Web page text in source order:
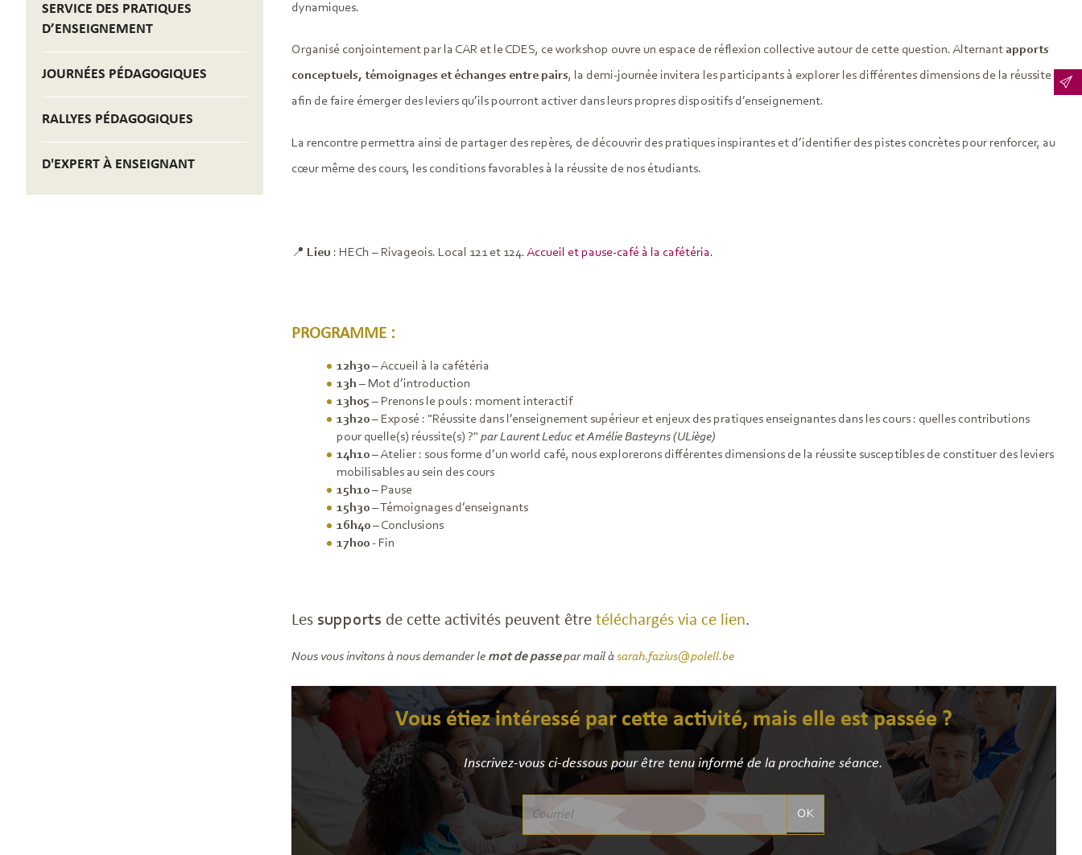
SERVICE DES PRATIQUES
D’ENSEIGNEMENT
JOURNÉES PÉDAGOGIQUES
RALLYES PÉDAGOGIQUES
D'EXPERT À ENSEIGNANT
dynamiques.
Organisé conjointement par la CAR et le CDES, ce workshop ouvre un espace de réflexion collective autour de cette question. Alternant apports
conceptuels, témoignages et échanges entre pairs, la demi-journée invitera les participants à explorer les différentes dimensions de la réussite
afin de faire émerger des leviers qu’ils pourront activer dans leurs propres dispositifs d’enseignement.
La rencontre permettra ainsi de partager des repères, de découvrir des pratiques inspirantes et d’identifier des pistes concrètes pour renforcer, au
cœur même des cours, les conditions favorables à la réussite de nos étudiants.
📍 Lieu : HECh – Rivageois. Local 121 et 124.Accueil et pause-café à la cafétéria.
PROGRAMME :
12h30– Accueil à la cafétéria
13h – Mot d’introduction
13h05 – Prenons le pouls : moment interactif
13h20– Exposé : "Réussite dans l’enseignement supérieur et enjeux des pratiques enseignantes dans les cours : quelles contributions
pour quelle(s) réussite(s) ?" par Laurent Leduc et Amélie Basteyns (ULiège)
14h10– Atelier : sous forme d’un world café, nous explorerons différentes dimensions de la réussite susceptibles de constituer des leviers
mobilisables au sein des cours
15h10– Pause
15h30– Témoignages d’enseignants
16h40– Conclusions
17h00 - Fin
Les supports de cette activités peuvent être téléchargés via ce lien.
Nous vous invitons à nous demander le mot de passepar mail àsarah.fazius@polell.be
Vous étiez intéressé par cette activité, mais elle est passée ?
Inscrivez-vous ci-dessous pour être tenu informé de la prochaine séance.
OK